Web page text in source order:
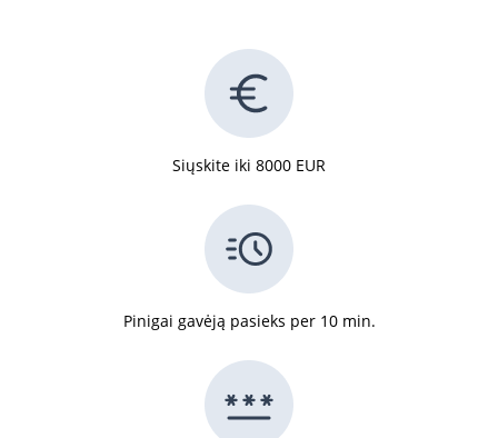
Siųskite iki 8000 EUR
Pinigai gavėją pasieks per 10 min.